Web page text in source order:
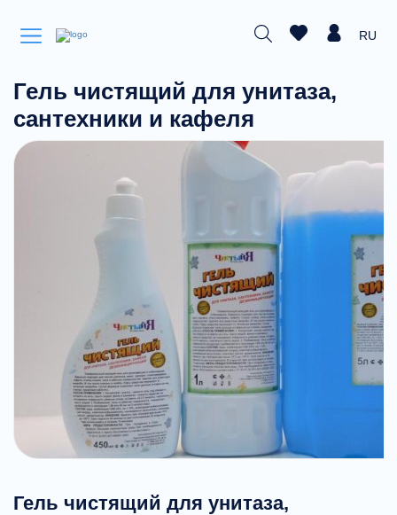
RU
Гель чистящий для унитаза,
сантехники и кафеля
Гель чистящий для унитаза,